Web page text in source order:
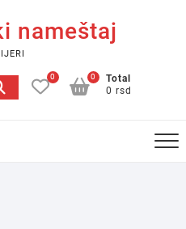
nameštaj
0
Total
0 rsd
0